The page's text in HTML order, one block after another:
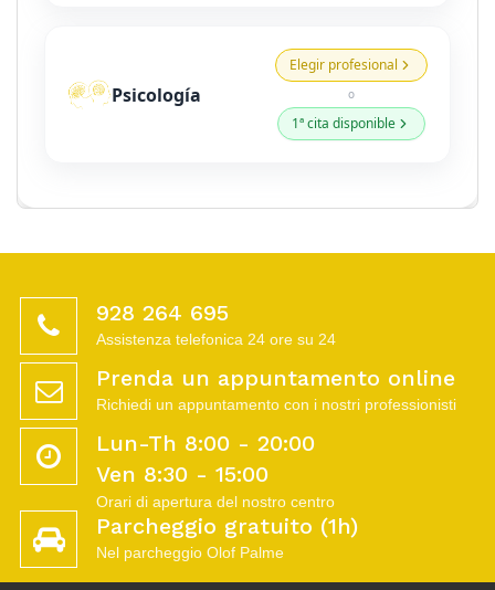
928 264 695
Assistenza telefonica 24 ore su 24
Prenda un appuntamento online
Richiedi un appuntamento con i nostri professionisti
Lun-Th 8:00 - 20:00
Ven 8:30 - 15:00
Orari di apertura del nostro centro
Parcheggio gratuito (1h)
Nel parcheggio Olof Palme